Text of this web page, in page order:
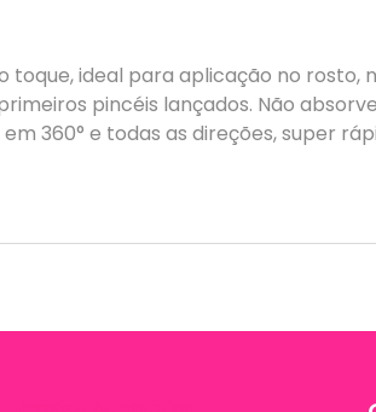
ideal para aplicação no rosto,
pincéis lançados. Não
360° e todas as direções, super